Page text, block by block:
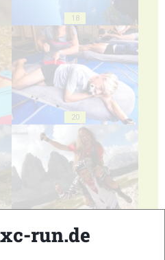
18
20
run.de